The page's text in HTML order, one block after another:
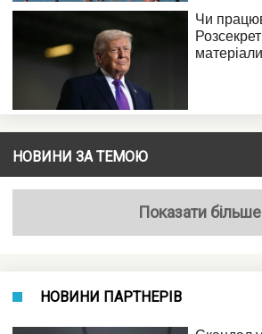
НОВИНИ ЗА ТЕМОЮ
Показати більше
НОВИНИ ПАРТНЕРІВ